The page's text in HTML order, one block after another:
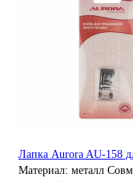
Лапка Aurora AU-158
Материал: металл